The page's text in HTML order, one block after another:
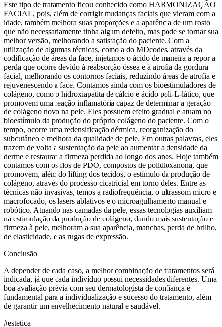
Este tipo de tratamento ficou conhecido como HARMONIZAÇÃO
FACIAL, pois, além de corrigir mudanças faciais que vieram com a
idade, também melhora suas proporções e a aparência de um rosto
que não necessariamente tinha algum defeito, mas pode se tornar sua
melhor versão, melhorando a satisfação do paciente. Com a
utilização de algumas técnicas, como a do MDcodes, através da
codificação de áreas da face, injetamos o ácido de maneira a repor a
perda que ocorre devido à reabsorção óssea e à atrofia da gordura
facial, melhorando os contornos faciais, reduzindo áreas de atrofia e
rejuvenescendo a face. Contamos ainda com os bioestimuladores de
colágeno, como o hidroxiapatita de cálcio e ácido poli-L-lático, que
promovem uma reação inflamatória capaz de determinar a geração
de colágeno novo na pele. Eles possuem efeito gradual e atuam no
bioestímulo da produção do próprio colágeno do paciente. Com o
tempo, ocorre uma redensificação dérmica, reorganização do
subcutâneo e melhora da qualidade de pele. Em outras palavras, eles
trazem de volta a sustentação da pele ao aumentar a densidade da
derme e restaurar a firmeza perdida ao longo dos anos. Hoje também
contamos com os fios de PDO, compostos de polidioxanona, que
promovem, além do lifting dos tecidos, o estímulo da produção de
colágeno, através do processo cicatricial em torno deles. Entre as
técnicas não invasivas, temos a radiofrequência, o ultrassom micro e
macrofocado, os lasers ablativos e o microagulhamento manual e
robótico. Atuando nas camadas da pele, essas tecnologias auxiliam
na estimulação da produção de colágeno, dando mais sustentação e
firmeza à pele, melhoram a sua aparência, manchas, perda de brilho,
de elasticidade, e as rugas de expressão.
Conclusão
A depender de cada caso, a melhor combinação de tratamentos será
indicada, já que cada indivíduo possui necessidades diferentes. Uma
boa avaliação prévia com seu dermatologista de confiança é
fundamental para a individualização e sucesso do tratamento, além
de garantir um envelhecimento natural e saudável.
#estetica